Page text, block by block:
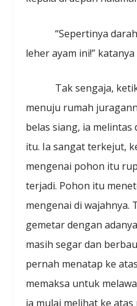
“Sepertinya darah
leher ayam ini!”
Tak sengaja,
menuju rumah
belas siang, ia
itu. Ia sangat terkejut,
mengenai pohon itu
terjadi. Pohon itu
mengenai di wajahnya.
gemetar dengan
masih segar dan
pernah menatap ke
memaksa untuk
ia mulai melihat ke